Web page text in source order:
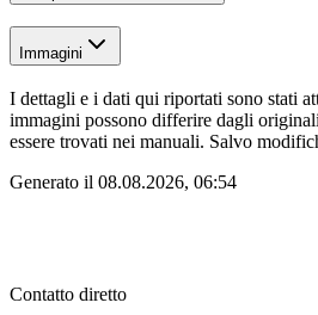
Immagini
I dettagli e i dati qui riportati sono stati
immagini possono differire dagli
essere trovati nei manuali. Salvo
Generato il 08.08.2026, 06:54
Contatto diretto